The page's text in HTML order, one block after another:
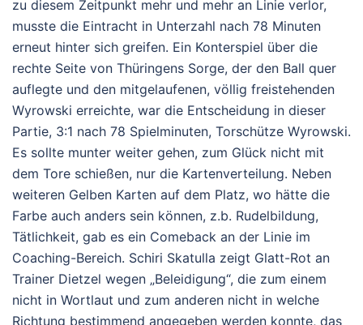
zu diesem Zeitpunkt mehr und mehr an Linie verlor,
musste die Eintracht in Unterzahl nach 78 Minuten
erneut hinter sich greifen. Ein Konterspiel über die
rechte Seite von Thüringens Sorge, der den Ball quer
auflegte und den mitgelaufenen, völlig freistehenden
Wyrowski erreichte, war die Entscheidung in dieser
Partie, 3:1 nach 78 Spielminuten, Torschütze Wyrowski.
Es sollte munter weiter gehen, zum Glück nicht mit
dem Tore schießen, nur die Kartenverteilung. Neben
weiteren Gelben Karten auf dem Platz, wo hätte die
Farbe auch anders sein können, z.b. Rudelbildung,
Tätlichkeit, gab es ein Comeback an der Linie im
Coaching-Bereich. Schiri Skatulla zeigt Glatt-Rot an
Trainer Dietzel wegen „Beleidigung“, die zum einem
nicht in Wortlaut und zum anderen nicht in welche
Richtung bestimmend angegeben werden konnte, das